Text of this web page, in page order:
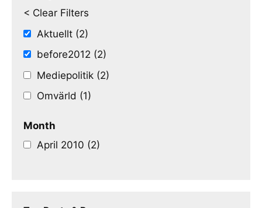
< Clear Filters
Aktuellt (2)
before2012 (2)
Mediepolitik (2)
Omvärld (1)
Month
April 2010 (2)